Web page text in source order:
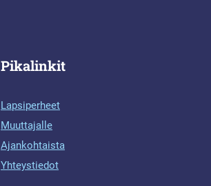
Pikalinkit
Lapsiperheet
Muuttajalle
Ajankohtaista
Yhteystiedot